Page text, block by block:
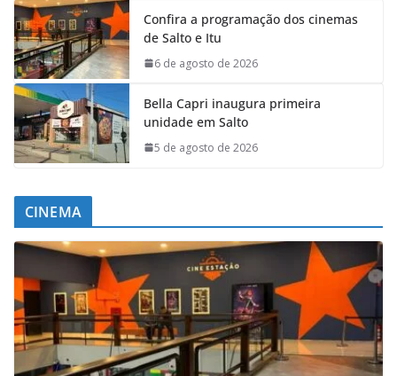
Confira a programação dos cinemas
de Salto e Itu
6 de agosto de 2026
Bella Capri inaugura primeira
unidade em Salto
5 de agosto de 2026
CINEMA